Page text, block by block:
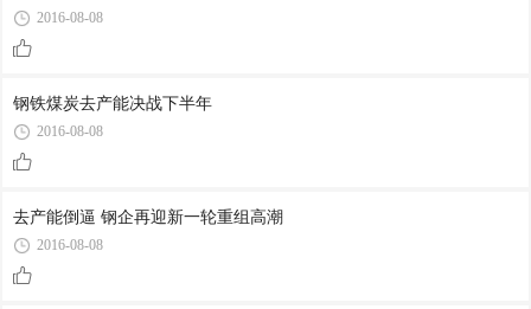
2016-08-08
钢铁煤炭去产能决战下半年
2016-08-08
去产能倒逼 钢企再迎新一轮重组高潮
2016-08-08